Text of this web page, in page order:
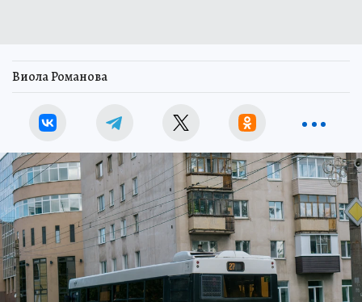
Виола Романова